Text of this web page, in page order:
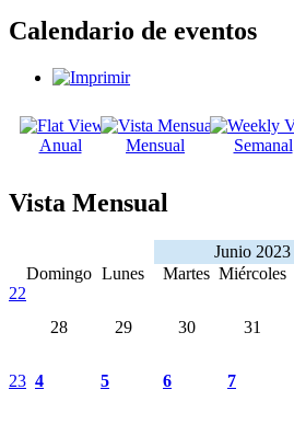
Calendario de eventos
Anual Mensual Semanal
Vista Mensual
Junio 2023
Domingo Lunes Martes Miércoles
22
28
29 30 31
23 4 5 6 7